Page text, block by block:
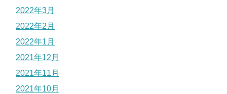
2022年3月
2022年2月
2022年1月
2021年12月
2021年11月
2021年10月